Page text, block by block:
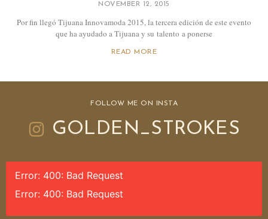
NOVEMBER 12, 2015
Por fin llegó Tijuana Innovamoda 2015, la tercera edición de este evento
que ha ayudado a Tijuana y su talento a ponerse
READ MORE
FOLLOW ME ON INSTA
GOLDEN_STROKES
Error: 400: Bad Request
Error: 400: Bad Request